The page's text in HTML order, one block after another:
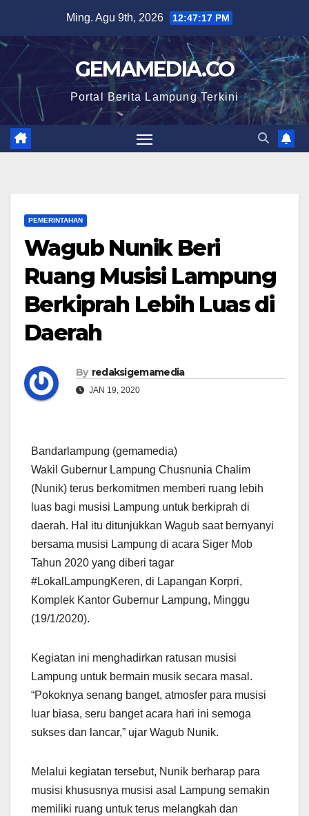
content
Ming. Agu 9th, 2026 12:47:18 PM
GEMAMEDIA.CO
Portal Berita Lampung Terkini
PEMERINTAHAN
Wagub Nunik Beri
Ruang Musisi Lampung
Berkiprah Lebih Luas di
Daerah
By redaksigemamedia
JAN 19, 2020
Bandarlampung (gemamedia)
Wakil Gubernur Lampung Chusnunia Chalim
(Nunik) terus berkomitmen memberi ruang lebih
luas bagi musisi Lampung untuk berkiprah di
daerah. Hal itu ditunjukkan Wagub saat bernyanyi
bersama musisi Lampung di acara Siger Mob
Tahun 2020 yang diberi tagar
#LokalLampungKeren, di Lapangan Korpri,
Komplek Kantor Gubernur Lampung, Minggu
(19/1/2020).
Kegiatan ini menghadirkan ratusan musisi
Lampung untuk bermain musik secara masal.
“Pokoknya senang banget, atmosfer para musisi
luar biasa, seru banget acara hari ini semoga
sukses dan lancar,” ujar Wagub Nunik.
Melalui kegiatan tersebut, Nunik berharap para
musisi khususnya musisi asal Lampung semakin
memiliki ruang untuk terus melangkah dan